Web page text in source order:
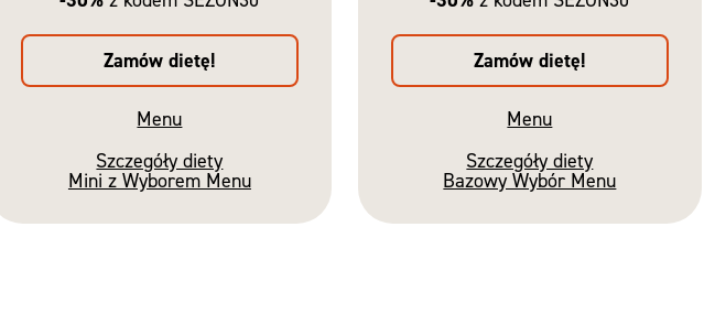
Zamów dietę!
Menu
Szczegóły diety
Mini z Wyborem Menu
Zamów dietę!
Menu
Szczegóły diety
Bazowy Wybór Menu